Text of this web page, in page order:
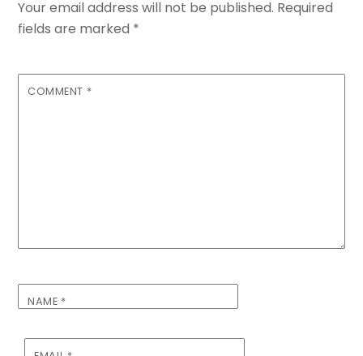
Your email address will not be published. Required
fields are marked *
COMMENT *
NAME *